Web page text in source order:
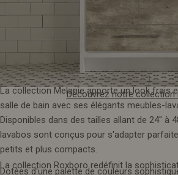
Dévoilez notre collection
Découvrez notre collection
La collection Melanie apporte un look frais
salle de bain avec ses élégants meubles-
Disponibles dans des tailles allant de 24" à
lavabos sont conçus pour s'adapter
petits et plus compacts.
Dotées d'une palette de couleurs
La collection Roxboro redéfinit la